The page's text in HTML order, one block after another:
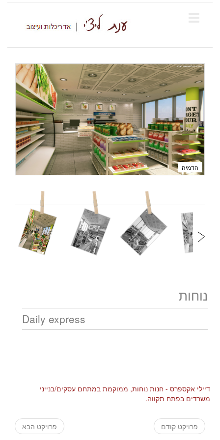
הדמיה
נוחות
Daily express
דיילי אקספרס - חנות נוחות, ממוקמת במתחם עסקים/בנייני
משרדים בפתח תקווה.
פרויקט קודם פרויקט הבא